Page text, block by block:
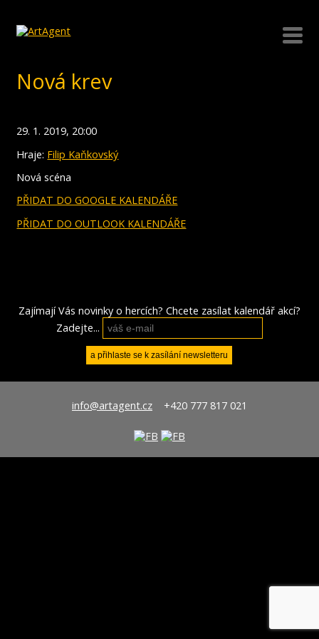
Nová krev
29. 1. 2019, 20:00
Hraje: Filip Kaňkovský
Nová scéna
PŘIDAT DO GOOGLE KALENDÁŘE
PŘIDAT DO OUTLOOK KALENDÁŘE
Zajímají Vás novinky o hercích? Chcete zasílat kalendář akcí?
Zadejte...
info@artagent.cz+420 777 817 021